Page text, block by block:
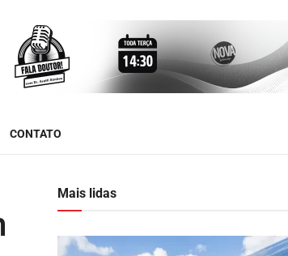
CONTATO
Mais lidas